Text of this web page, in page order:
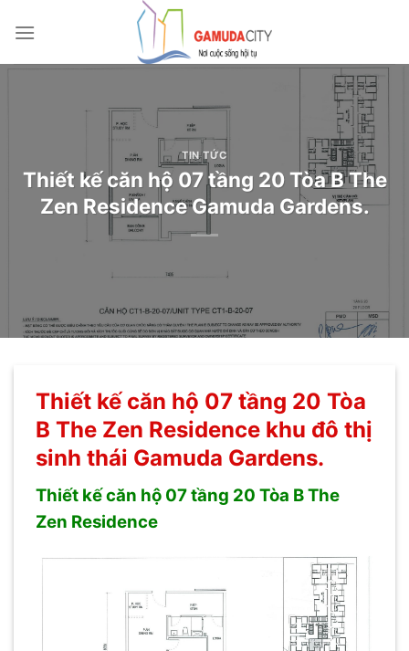
qua
TIN TỨC
Thiết kế căn hộ 07 tầng 20 Tòa B The
Zen Residence Gamuda Gardens.
Thiết kế căn hộ 07 tầng 20 Tòa
B The Zen Residence khu đô thị
sinh thái Gamuda Gardens.
Thiết kế căn hộ 07 tầng 20 Tòa B The
Zen Residence